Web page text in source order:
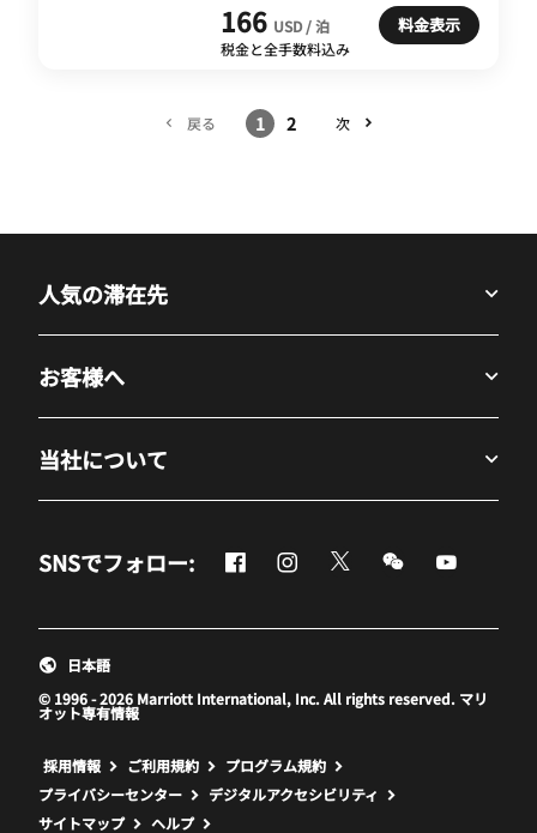
166 USD / 泊
税金と全手数料込み
料金表示
戻る 1 2 次
人気の滞在先
お客様へ
当社について
SNSでフォロー: Facebook
新しいウィンドウで開く
Instagram
新しいウィンドウで開く
Twitter
新しいウィンドウで開
Messenger
新しいウィンド
新しいウ
© 1996 - 2026 Marriott International, Inc. All rights reserved. マリ
オット専有情報
日本語
採用情報 新しいウィンドウで開く
ご利用規約
プログラム規約
プライバシーセンター
デジタルアクセシビリティ
サイトマップ
ヘルプ